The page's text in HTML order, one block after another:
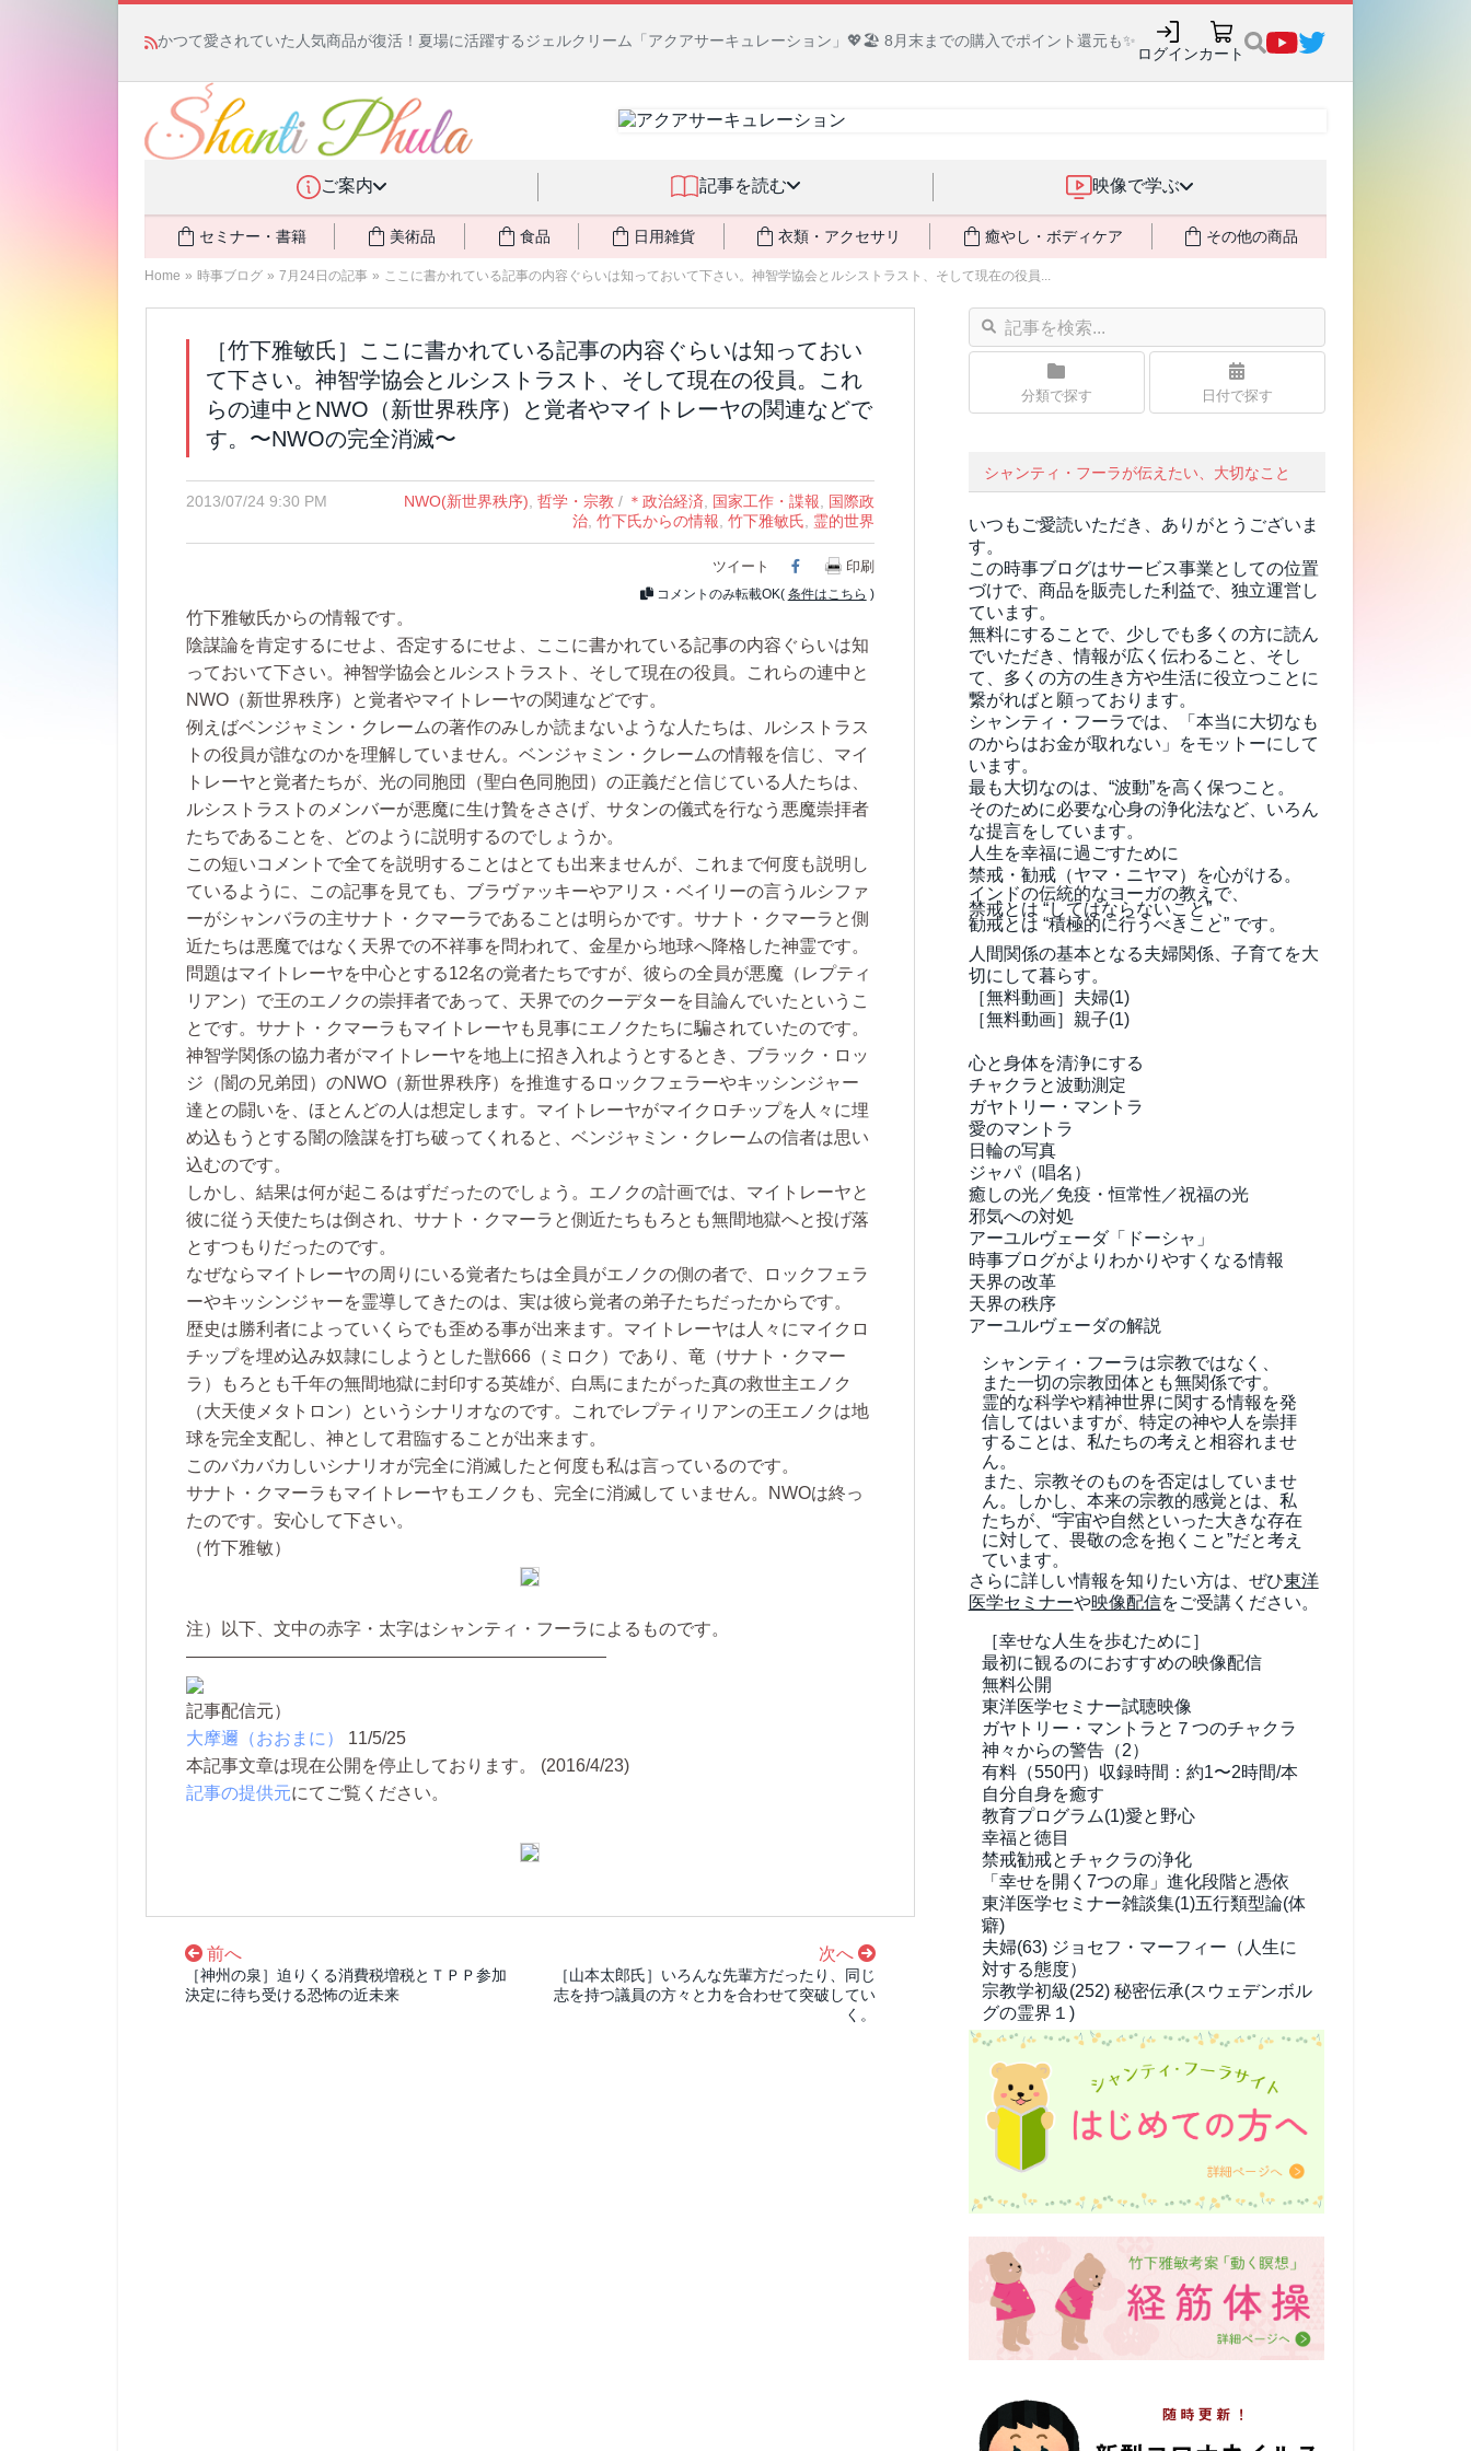
かつて愛されていた人気商品が復活！夏場に活躍するジェルクリーム「アクアサーキュレーション」💖🏖️ 8月末までの購入でポイント還元も✨
ログインカート
ご案内 記事を読む 映像で学ぶ
セミナー・書籍 美術品 食品 日用雑貨 衣類・アクセサリ 癒やし・ボディケア その他の商品
Home » 時事ブログ » 7月24日の記事 » ここに書かれている記事の内容ぐらいは知っておいて下さい。神智学協会とルシストラスト、そして現在の役員...
［竹下雅敏氏］ここに書かれている記事の内容ぐらいは知っておい
て下さい。神智学協会とルシストラスト、そして現在の役員。これ
らの連中とNWO（新世界秩序）と覚者やマイトレーヤの関連などで
す。〜NWOの完全消滅〜
2013/07/24 9:30 PM NWO(新世界秩序) 哲学・宗教 / ＊政治経済 国家工作・諜報
国際政
治, 竹下氏からの情報 竹下雅敏氏 霊的世界
ツイート Facebook
印刷
コメントのみ転載OK( 条件はこちら )
竹下雅敏氏からの情報です。
陰謀論を肯定するにせよ、否定するにせよ、ここに書かれている記事の内容ぐらいは知
っておいて下さい。神智学協会とルシストラスト、そして現在の役員。これらの連中と
NWO（新世界秩序）と覚者やマイトレーヤの関連などです。
例えばベンジャミン・クレームの著作のみしか読まないような人たちは、ルシストラス
トの役員が誰なのかを理解していません。ベンジャミン・クレームの情報を信じ、マイ
トレーヤと覚者たちが、光の同胞団（聖白色同胞団）の正義だと信じている人たちは、
ルシストラストのメンバーが悪魔に生け贄をささげ、サタンの儀式を行なう悪魔崇拝者
たちであることを、どのように説明するのでしょうか。
この短いコメントで全てを説明することはとても出来ませんが、これまで何度も説明し
ているように、この記事を見ても、ブラヴァッキーやアリス・ベイリーの言うルシファ
ーがシャンバラの主サナト・クマーラであることは明らかです。サナト・クマーラと側
近たちは悪魔ではなく天界での不祥事を問われて、金星から地球へ降格した神霊です。
問題はマイトレーヤを中心とする12名の覚者たちですが、彼らの全員が悪魔（レプティ
リアン）で王のエノクの崇拝者であって、天界でのクーデターを目論んでいたというこ
とです。サナト・クマーラもマイトレーヤも見事にエノクたちに騙されていたのです。
神智学関係の協力者がマイトレーヤを地上に招き入れようとするとき、ブラック・ロッ
ジ（闇の兄弟団）のNWO（新世界秩序）を推進するロックフェラーやキッシンジャー
達との闘いを、ほとんどの人は想定します。マイトレーヤがマイクロチップを人々に埋
め込もうとする闇の陰謀を打ち破ってくれると、ベンジャミン・クレームの信者は思い
込むのです。
しかし、結果は何が起こるはずだったのでしょう。エノクの計画では、マイトレーヤと
彼に従う天使たちは倒され、サナト・クマーラと側近たちもろとも無間地獄へと投げ落
とすつもりだったのです。
なぜならマイトレーヤの周りにいる覚者たちは全員がエノクの側の者で、ロックフェラ
ーやキッシンジャーを霊導してきたのは、実は彼ら覚者の弟子たちだったからです。
歴史は勝利者によっていくらでも歪める事が出来ます。マイトレーヤは人々にマイクロ
チップを埋め込み奴隷にしようとした獣666（ミロク）であり、竜（サナト・クマー
ラ）もろとも千年の無間地獄に封印する英雄が、白馬にまたがった真の救世主エノク
（大天使メタトロン）というシナリオなのです。これでレプティリアンの王エノクは地
球を完全支配し、神として君臨することが出来ます。
このバカバカしいシナリオが完全に消滅したと何度も私は言っているのです。
サナト・クマーラもマイトレーヤもエノクも、完全に消滅して いません。NWOは終っ
たのです。安心して下さい。
（竹下雅敏）
注）以下、文中の赤字・太字はシャンティ・フーラによるものです。
————————————————————————
記事配信元）
大摩邇（おおまに）
11/5/25
本記事文章は現在公開を停止しております。 (2016/4/23)
記事の提供元にてご覧ください。
前へ
［神州の泉］迫りくる消費税増税とＴＰＰ参加
決定に待ち受ける恐怖の近未来
次へ
［山本太郎氏］いろんな先輩方だったり、同じ
志を持つ議員の方々と力を合わせて突破してい
く。
分類で探す 日付で探す
シャンティ・フーラが伝えたい、大切なこと
いつもご愛読いただき、ありがとうございま
す。
この時事ブログはサービス事業としての位置
づけで、商品を販売した利益で、独立運営し
ています。
無料にすることで、少しでも多くの方に読ん
でいただき、情報が広く伝わること、そし
て、 多くの方の生き方や生活に役立つことに
繋がればと願っております。
シャンティ・フーラでは、「本当に大切なも
のからはお金が取れない」をモットーにして
います。
最も大切なのは、“波動”を高く保つこと。
そのために必要な心身の浄化法など、いろん
な提言をしています。
人生を幸福に過ごすために
禁戒・勧戒（ヤマ・ニヤマ）を心がける。
インドの伝統的なヨーガの教えで、
禁戒とは “してはならないこと” 、
勧戒とは “積極的に行うべきこと” です。
人間関係の基本となる夫婦関係、子育てを大
切にして暮らす。
［無料動画］夫婦(1)
［無料動画］親子(1)
心と身体を清浄にする
チャクラと波動測定
ガヤトリー・マントラ
愛のマントラ
日輪の写真
ジャパ（唱名）
癒しの光／免疫・恒常性／祝福の光
邪気への対処
アーユルヴェーダ「ドーシャ」
時事ブログがよりわかりやすくなる情報
天界の改革
天界の秩序
アーユルヴェーダの解説
シャンティ・フーラは宗教ではなく、
また一切の宗教団体とも無関係です。
霊的な科学や精神世界に関する情報を発
信してはいますが、特定の神や人を崇拝
することは、私たちの考えと相容れませ
ん。
また、宗教そのものを否定はしていませ
ん。しかし、本来の宗教的感覚とは、私
たちが、“宇宙や自然といった大きな存在
に対して、畏敬の念を抱くこと”だと考え
ています。
さらに詳しい情報を知りたい方は、ぜひ東洋
医学セミナーや映像配信をご受講ください。
［幸せな人生を歩むために］
最初に観るのにおすすめの映像配信
無料公開
東洋医学セミナー試聴映像
ガヤトリー・マントラと７つのチャクラ
神々からの警告（2）
有料（550円） 収録時間：約1〜2時間/本
自分自身を癒す
教育プログラム(1)愛と野心
幸福と徳目
禁戒勧戒とチャクラの浄化
「幸せを開く7つの扉」進化段階と憑依
東洋医学セミナー雑談集(1)五行類型論(体
癖)
夫婦(63) ジョセフ・マーフィー（人生に
対する態度）
宗教学初級(252) 秘密伝承(スウェデンボル
グの霊界１)